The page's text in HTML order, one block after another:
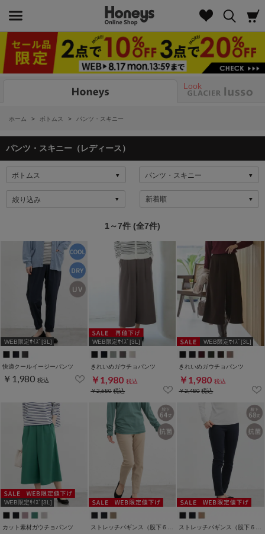
Look
ホーム > ボトムス > パンツ・スキニー
パンツ・スキニー（レディース）
絞り込み
1～7件 (全7件)
WEB限定ｻｲｽﾞ[3L]
快適クールイージーパンツ
￥1,980 税込
WEB限定ｻｲｽﾞ[3L]
きれいめガウチョパンツ
￥1,980 税込
￥2,680税込
WEB限定ｻｲｽﾞ[3L]
きれいめガウチョパンツ
￥1,980 税込
￥2,480税込
WEB限定ｻｲｽﾞ[3L]
カット素材ガウチョパンツ